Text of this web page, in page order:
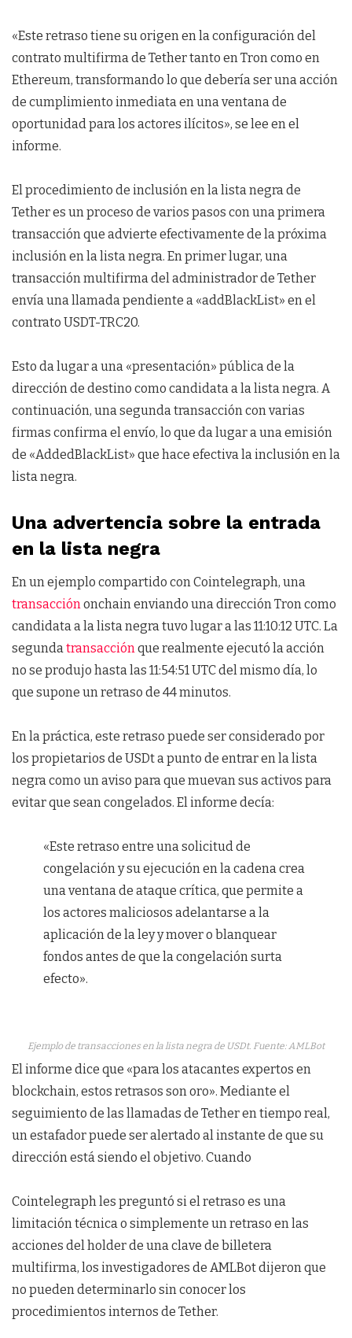
«Este retraso tiene su origen en la configuración del
contrato multifirma de Tether tanto en Tron como en
Ethereum, transformando lo que debería ser una acción
de cumplimiento inmediata en una ventana de
oportunidad para los actores ilícitos», se lee en el
informe.
El procedimiento de inclusión en la lista negra de
Tether es un proceso de varios pasos con una primera
transacción que advierte efectivamente de la próxima
inclusión en la lista negra. En primer lugar, una
transacción multifirma del administrador de Tether
envía una llamada pendiente a «addBlackList» en el
contrato USDT-TRC20.
Esto da lugar a una «presentación» pública de la
dirección de destino como candidata a la lista negra. A
continuación, una segunda transacción con varias
firmas confirma el envío, lo que da lugar a una emisión
de «AddedBlackList» que hace efectiva la inclusión en la
lista negra.
Una advertencia sobre la entrada
en la lista negra
En un ejemplo compartido con Cointelegraph, una
transacciónonchain enviando una dirección Tron como
candidata a la lista negra tuvo lugar a las 11:10:12 UTC. La
segundatransacciónque realmente ejecutó la acción
no se produjo hasta las 11:54:51 UTC del mismo día, lo
que supone un retraso de 44 minutos.
En la práctica, este retraso puede ser considerado por
los propietarios de USDt a punto de entrar en la lista
negra como un aviso para que muevan sus activos para
evitar que sean congelados. El informe decía:
«Este retraso entre una solicitud de
congelación y su ejecución en la cadena crea
una ventana de ataque crítica, que permite a
los actores maliciosos adelantarse a la
aplicación de la ley y mover o blanquear
fondos antes de que la congelación surta
efecto».
Ejemplo de transacciones en la lista negra de USDt. Fuente: AMLBot
El informe dice que «para los atacantes expertos en
blockchain, estos retrasos son oro». Mediante el
seguimiento de las llamadas de Tether en tiempo real,
un estafador puede ser alertado al instante de que su
dirección está siendo el objetivo. Cuando
Cointelegraph les preguntó si el retraso es una
limitación técnica o simplemente un retraso en las
acciones del holder de una clave de billetera
multifirma, los investigadores de AMLBot dijeron que
no pueden determinarlo sin conocer los
procedimientos internos de Tether.